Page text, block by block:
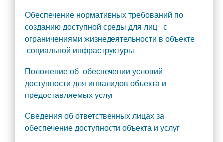
Обеспечение нормативных требований по
созданию доступной среды для лиц с
ограничениями жизнедеятельности в объекте
социальной инфраструктуры
Положение об обеспечении условий
доступности для инвалидов объекта и
предоставляемых услуг
Сведения об ответственных лицах за
обеспечение доступности объекта и услуг